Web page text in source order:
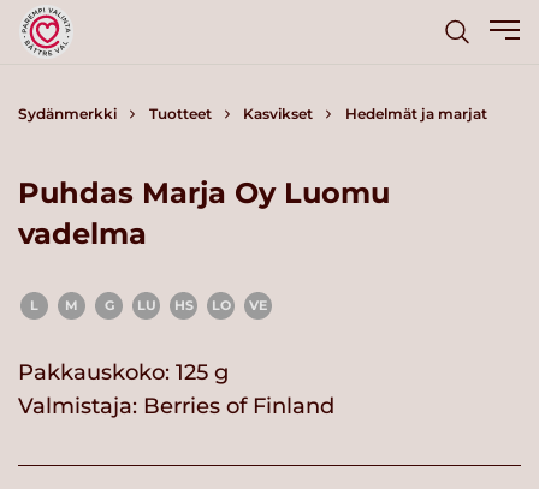
Sydänmerkki Tuotteet Kasvikset Hedelmät ja marjat
Puhdas Marja Oy Luomu
vadelma
L M G LU HS LO VE
Pakkauskoko: 125 g
Valmistaja: Berries of Finland